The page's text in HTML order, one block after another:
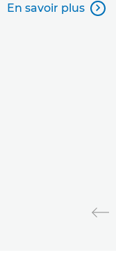
En savoir plus 